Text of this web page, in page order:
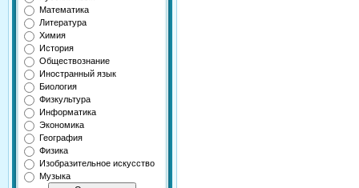
Математика
Литература
Химия
История
Обществознание
Иностранный язык
Биология
Физкультура
Информатика
Экономика
География
Физика
Изобразительное искусство
Музыка